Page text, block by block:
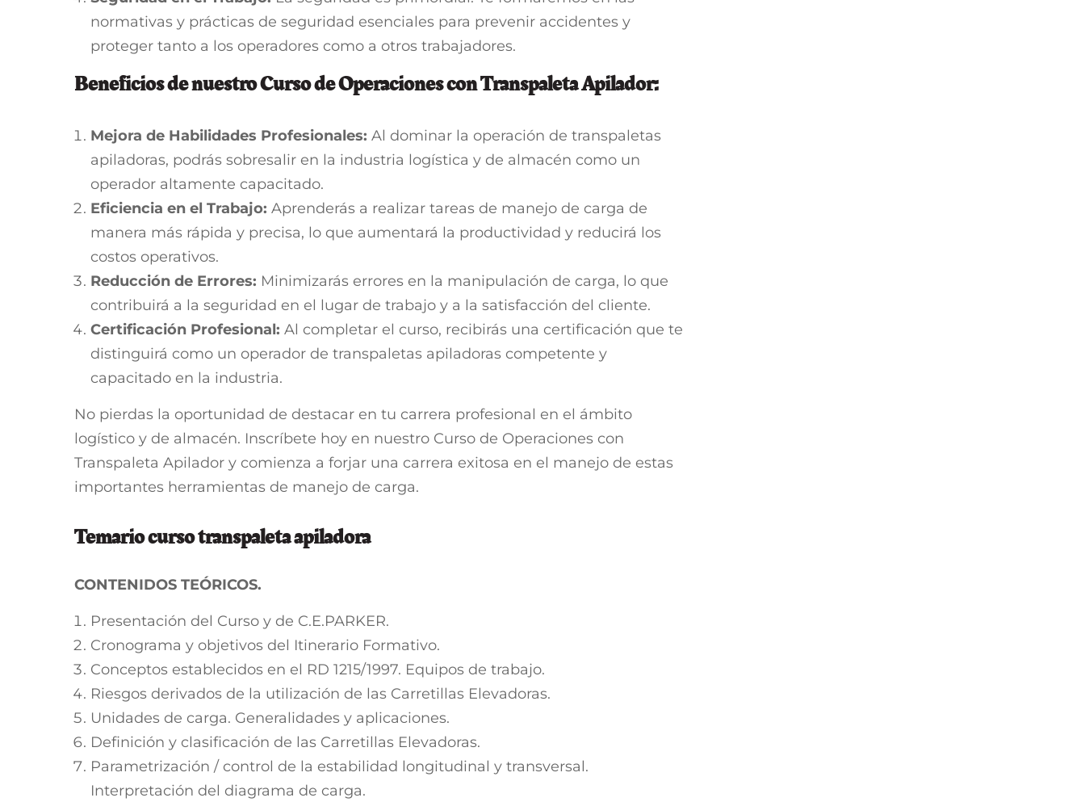
normativas y prácticas de seguridad esenciales para prevenir accidentes y
proteger tanto a los operadores como a otros trabajadores.
Beneficios de nuestro Curso de Operaciones con Transpaleta Apilador:
Mejora de Habilidades Profesionales: Al dominar la operación de transpaletas
apiladoras, podrás sobresalir en la industria logística y de almacén como un
operador altamente capacitado.
Eficiencia en el Trabajo: Aprenderás a realizar tareas de manejo de carga de
manera más rápida y precisa, lo que aumentará la productividad y reducirá los
costos operativos.
Reducción de Errores: Minimizarás errores en la manipulación de carga, lo que
contribuirá a la seguridad en el lugar de trabajo y a la satisfacción del cliente.
Certificación Profesional: Al completar el curso, recibirás una certificación que te
distinguirá como un operador de transpaletas apiladoras competente y
capacitado en la industria.
No pierdas la oportunidad de destacar en tu carrera profesional en el ámbito
logístico y de almacén. Inscríbete hoy en nuestro Curso de Operaciones con
Transpaleta Apilador y comienza a forjar una carrera exitosa en el manejo de estas
importantes herramientas de manejo de carga.
Temario curso transpaleta apiladora
CONTENIDOS TEÓRICOS.
Presentación del Curso y de C.E.PARKER.
Cronograma y objetivos del Itinerario Formativo.
Conceptos establecidos en el RD 1215/1997. Equipos de trabajo.
Riesgos derivados de la utilización de las Carretillas Elevadoras.
Unidades de carga. Generalidades y aplicaciones.
Definición y clasificación de las Carretillas Elevadoras.
Parametrización / control de la estabilidad longitudinal y transversal.
Interpretación del diagrama de carga.